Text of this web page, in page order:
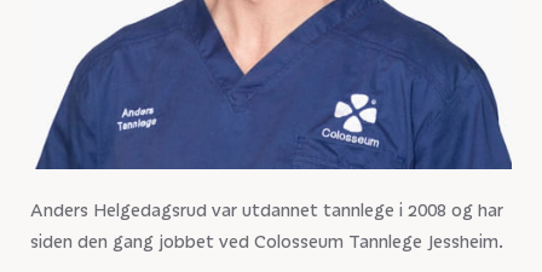
Anders Helgedagsrud var utdannet tannlege i 2008 og har
siden den gang jobbet ved Colosseum Tannlege Jessheim.